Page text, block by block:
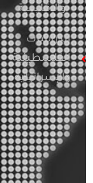
والإقليمية
الدراسات
الفلسطينية
والإسرائيلية